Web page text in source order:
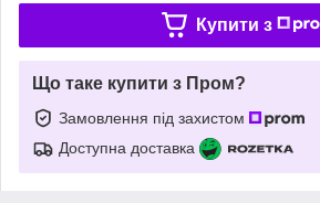
Купити з
Що таке купити з Пром?
Замовлення під захистом
Доступна доставка